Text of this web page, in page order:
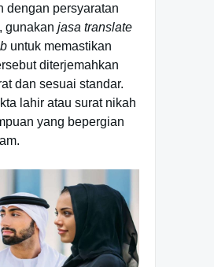
dengan persyaratan
gunakan jasa translate
untuk memastikan
diterjemahkan
dan sesuai standar.
lahir atau surat nikah
yang bepergian